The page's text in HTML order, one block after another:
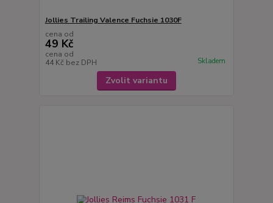
Jollies Trailing Valence Fuchsie 1030F
cena od
49 Kč
cena od
44 Kč bez DPH Skladem
Zvolit variantu